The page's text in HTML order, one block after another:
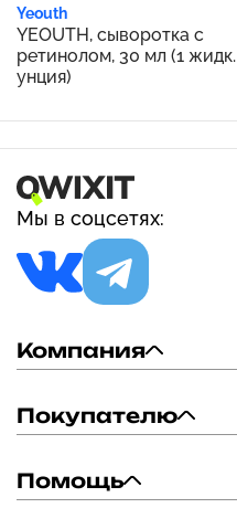
Yeouth
YEOUTH, сыворотка с
ретинолом, 30 мл (1 жидк.
унция)
Мы в соцсетях:
Компания
Покупателю
Помощь